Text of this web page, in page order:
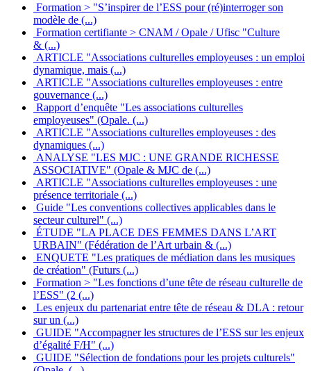
Formation > "S’inspirer de l’ESS pour (ré)interroger son
modèle de (...)
Formation certifiante > CNAM / Opale / Ufisc "Culture
& (...)
ARTICLE "Associations culturelles employeuses : un emploi
dynamique, mais (...)
ARTICLE "Associations culturelles employeuses : entre
gouvernance (...)
Rapport d’enquête "Les associations culturelles
employeuses" (Opale. (...)
ARTICLE "Associations culturelles employeuses : des
dynamiques (...)
ANALYSE "LES MJC : UNE GRANDE RICHESSE
ASSOCIATIVE" (Opale & MJC de (...)
ARTICLE "Associations culturelles employeuses : une
présence territoriale (...)
Guide "Les conventions collectives applicables dans le
secteur culturel" (...)
ÉTUDE "LA PLACE DES FEMMES DANS L’ART
URBAIN" (Fédération de l’Art urbain & (...)
ENQUETE "Les pratiques de médiation dans les musiques
de création" (Futurs (...)
Formation > "Les fonctions d’une tête de réseau culturelle de
l’ESS" (2 (...)
Les enjeux du partenariat entre tête de réseau & DLA : retour
sur un (...)
GUIDE "Accompagner les structures de l’ESS sur les enjeux
d’égalité F/H" (...)
GUIDE "Sélection de fondations pour les projets culturels"